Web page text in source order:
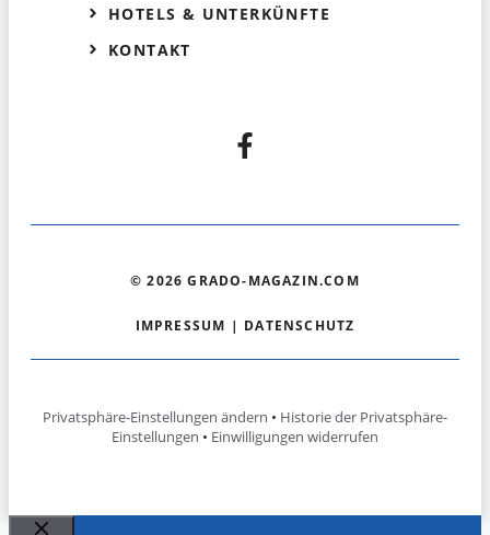
HOTELS & UNTERKÜNFTE
KONTAKT
© 2026 GRADO-MAGAZIN.COM
IMPRESSUM | DATENSCHUTZ
Privatsphäre-Einstellungen ändern • Historie der Privatsphäre-
Einstellungen • Einwilligungen widerrufen